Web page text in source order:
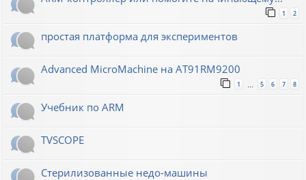
1 2
простая платформа для экспериментов
Advanced MicroMachine на AT91RM9200
1 5 6 7 8
Учебник по ARM
TVSCOPE
Стерилизованные недо-машины